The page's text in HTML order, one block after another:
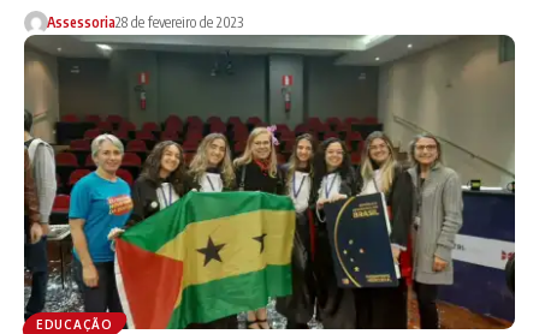
Assessoria28 de fevereiro de 2023
EDUCAÇÃO